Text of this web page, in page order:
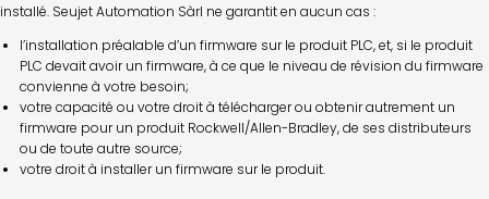
installé. Seujet Automation Sàrl ne garantit en aucun cas :
l’installation préalable d’un firmware sur le produit PLC, et, si le produit
PLC devait avoir un firmware, à ce que le niveau de révision du firmware
convienne à votre besoin;
votre capacité ou votre droit à télécharger ou obtenir autrement un
firmware pour un produit Rockwell/Allen-Bradley, de ses distributeurs
ou de toute autre source;
votre droit à installer un firmware sur le produit.